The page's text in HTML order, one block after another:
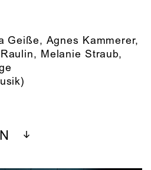
Geiße, Agnes Kammerer,
, Melanie Straub,